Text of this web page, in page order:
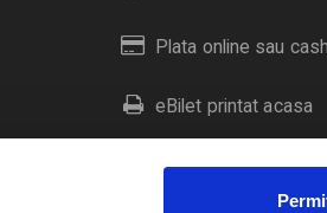
Plata online sau cash
eBilet printat acasa
Livrare prin curier